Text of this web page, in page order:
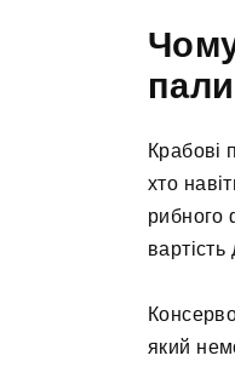
Крабові
хто
рибного
який